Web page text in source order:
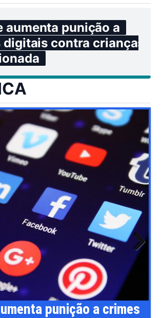
aumenta punição a
contra crianças
punição a crimes
Next